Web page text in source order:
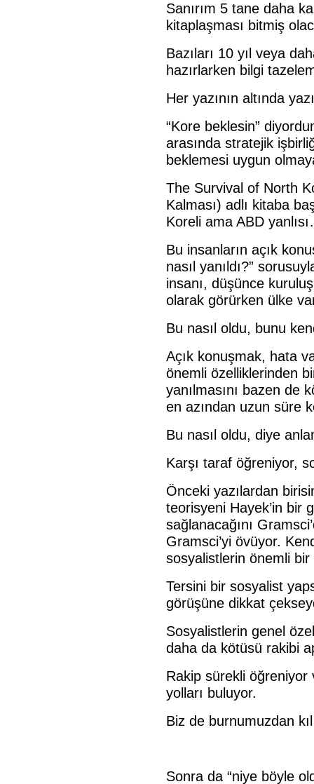
Sanırım 5 tane daha
kitaplaşması bitmiş
Bazıları 10 yıl veya
hazırlarken bilgi
Her yazının altında
“Kore beklesin”
arasında stratejik
beklemesi uygun
The Survival of North
Kalması) adlı kitaba
Koreli ama ABD
Bu insanların açık
nasıl yanıldı?”
insanı, düşünce
olarak görürken ülke
Bu nasıl oldu, bunu
Açık konuşmak, hata
önemli özelliklerinden
yanılmasını bazen de
en azından uzun süre
Bu nasıl oldu, diye
Karşı taraf öğreniyor,
Önceki yazılardan
teorisyeni Hayek’in bir
sağlanacağını
Gramsci’yi övüyor.
sosyalistlerin önemli
Tersini bir sosyalist
görüşüne dikkat
Sosyalistlerin genel
daha da kötüsü rakibi
Rakip sürekli öğreniyor
yolları buluyor.
Biz de burnumuzdan
Sonra da “niye böyle